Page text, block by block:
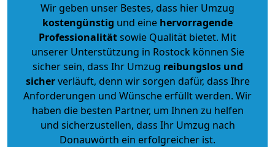
Wir geben unser Bestes, dass hier Umzug
kostengünstig und eine hervorragende
Professionalitätsowie Qualität bietet. Mit
unserer Unterstützung in Rostock können Sie
sicher sein, dass Ihr Umzug reibungslos und
sicherverläuft, denn wir sorgen dafür, dass Ihre
Anforderungen und Wünsche erfüllt werden. Wir
haben die besten Partner, um Ihnen zu helfen
und sicherzustellen, dass Ihr Umzug nach
Donauwörth ein erfolgreicher ist.